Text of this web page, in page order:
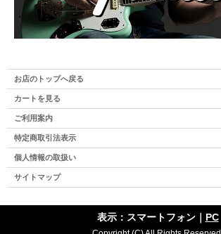
お店のトップへ戻る
カートを見る
ご利用案内
特定商取引法表示
個人情報の取扱い
サイトマップ
表示：スマートフォン｜ PC